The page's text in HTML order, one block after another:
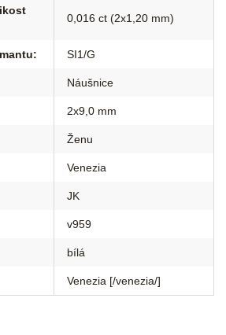
0,016 ct (2x1,20 mm)
: SI1/G
Náušnice
2x9,0 mm
Ženu
Venezia
JK
v959
bílá
Venezia [/venezia/]